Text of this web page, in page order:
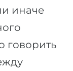
иначе
говорить